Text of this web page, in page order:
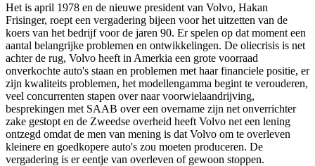
Het is april 1978 en de nieuwe president van Volvo, Hakan
Frisinger, roept een vergadering bijeen voor het uitzetten van de
koers van het bedrijf voor de jaren 90. Er spelen op dat moment een
aantal belangrijke problemen en ontwikkelingen. De oliecrisis is net
achter de rug, Volvo heeft in Amerkia een grote voorraad
onverkochte auto's staan en problemen met haar financiele positie, er
zijn kwaliteits problemen, het modellengamma begint te verouderen,
veel concurrenten stapen over naar voorwielaandrijving,
besprekingen met SAAB over een overname zijn net onverrichter
zake gestopt en de Zweedse overheid heeft Volvo net een lening
ontzegd omdat de men van mening is dat Volvo om te overleven
kleinere en goedkopere auto's zou moeten produceren. De
vergadering is er eentje van overleven of gewoon stoppen.